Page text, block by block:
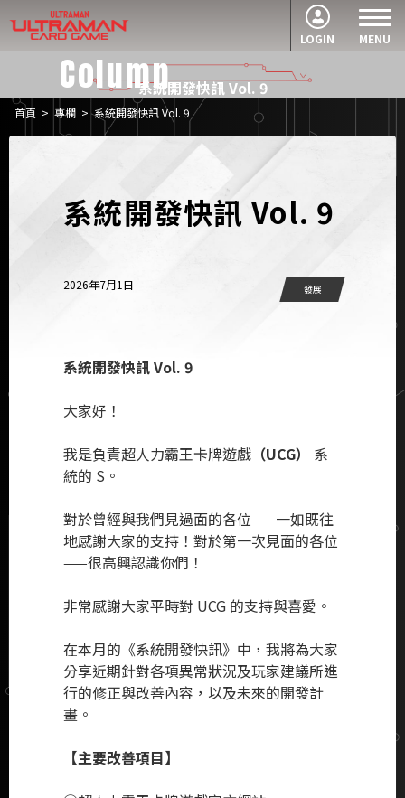
MENU
LOGIN
Column系統開發快訊 Vol. 9
首頁 > 專欄 >系統開發快訊 Vol. 9
系統開發快訊 Vol. 9
2026年7月1日 發展
系統開發快訊 Vol. 9
大家好！
我是負責超人力霸王卡牌遊戲 （UCG）
系
統的 S。
對於曾經與我們見過面的各位——一如既往
地感謝大家的支持！對於第一次見面的各位
——很高興認識你們！
非常感謝大家平時對 UCG 的支持與喜愛。
在本月的《系統開發快訊》中，我將為大家
分享近期針對各項異常狀況及玩家建議所進
行的修正與改善內容，以及未來的開發計
畫。
【主要改善項目】